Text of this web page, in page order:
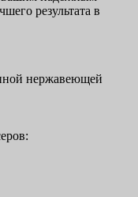
результата в
нержавеющей